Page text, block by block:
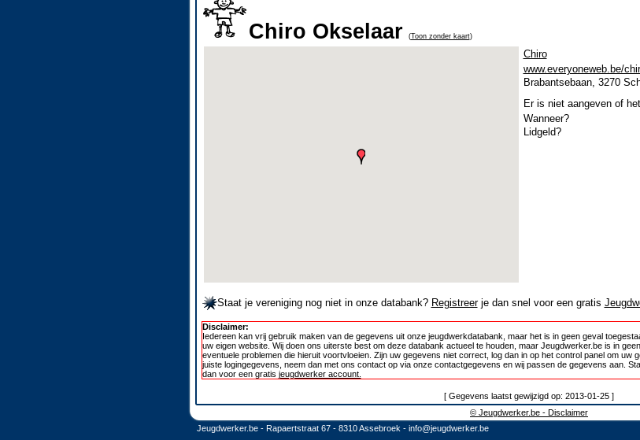
Chiro Okselaar (Toon zonder kaart)
Chiro
www.everyoneweb.be/
Brabantsebaan, 3270
Er is niet aangeven of
Wanneer?
Lidgeld?
Staat je vereniging nog niet in onze databank? Registreerje dan snel voor een gratis
Disclaimer:
Iedereen kan vrij gebruik maken van de gegevens uit onze jeugdwerkdatabank, maar het is in geen geval
uw eigen website. Wij doen ons uiterste best om deze databank actueel te houden, maar Jeugdwerker.be is in
eventuele problemen die hieruit voortvloeien. Zijn uw gegevens niet correct, log dan in op het control panel om
juiste logingegevens, neem dan met ons contact op via onze contactgegevens en wij passen de gegevens aan.
dan voor een gratis jeugdwerker account.
[ Gegevens laatst gewijzigd op: 2013-01-25 ]
© Jeugdwerker.be - Disclaimer
Jeugdwerker.be - Rapaertstraat 67 - 8310 Assebroek - info@jeugdwerker.be